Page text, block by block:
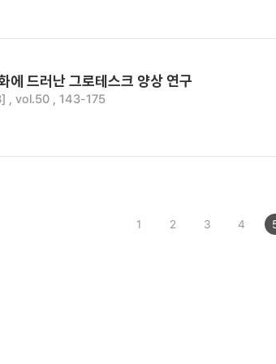
에 드러난 그로테스크 양상 연구
, vol.50 , 143-175
1 2 3 4